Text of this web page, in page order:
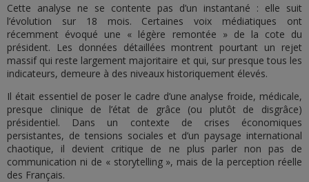
Cette analyse ne se contente pas d’un instantané : elle suit
l’évolution sur 18 mois. Certaines voix médiatiques ont
récemment évoqué une « légère remontée » de la cote du
président. Les données détaillées montrent pourtant un rejet
massif qui reste largement majoritaire et qui, sur presque tous les
indicateurs, demeure à des niveaux historiquement élevés.
Il était essentiel de poser le cadre d’une analyse froide, médicale,
presque clinique de l’état de grâce (ou plutôt de disgrâce)
présidentiel. Dans un contexte de crises économiques
persistantes, de tensions sociales et d’un paysage international
chaotique, il devient critique de ne plus parler non pas de
communication ni de « storytelling », mais de la perception réelle
des Français.